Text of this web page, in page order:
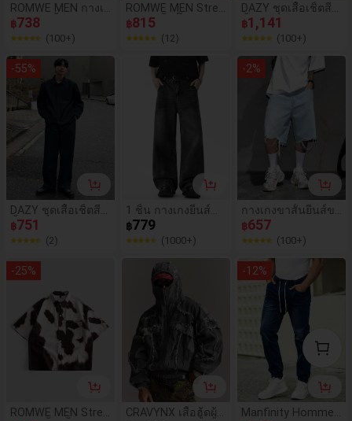
ROMWE MEN กางเก
งยีนส์ขาสั้นทรงหลว
มสำหรับผู้ชาย ประดั
บขอบเอวด้วยเพชรร
ะยิบระยับ
฿738
(100+)
ROMWE MEN Stree
t Life เสื้อกั๊กยีนส์สา
ยรัดกอทิกสำหรับผู้ช
฿815
(12)
DAZY ชุดเสื้อเชิ้ตสี
น้ำเงินกับกางเกงขา
สั้น แบบชุดเซ็ต สำห
รับผู้ชายในฤดูร้อน
฿1,141
(100+)
-55%
DAZY ชุดเสื้อเชิ้ตสี
น้ำเงินกรมท่าและกา
งเกงยีนส์สำหรับผู้ชา
ย, ฤดูใบไม้ผลิ/ฤดูใบ
ไม้ร่วง
฿751
(2)
1 ชิ้น กางเกงยีนส์ลำ
ลองทรงหลวมย้อนยุ
คสไตล์วินเทจสำหรับ
ผู้ชาย (ไม่มีเข็มขัดแ
ละเครื่องประดับ)
฿779
(1000+)
-2%
กางเกงขาสั้นยีนส์ขา
ดสำหรับผู้ชาย, กางเ
กงขาสั้นเบอร์มิวดาห
ลวมสบายยาวถึงเข่า,
สำหรับเขา
฿657
(100+)
-25%
ROMWE MEN Stree
CRAVYNX เสื้อฮู้ดผู้ช
-12%
Manfinity Homme